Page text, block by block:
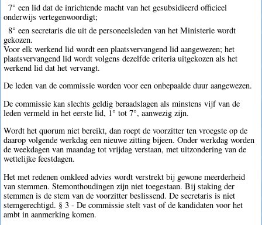
7° een lid dat de inrichtende macht van het gesubsidieerd officieel
onderwijs vertegenwoordigt;
8° een secretaris die uit de personeelsleden van het Ministerie wordt
gekozen.
Voor elk werkend lid wordt een plaatsvervangend lid aangewezen; het
plaatsvervangend lid wordt volgens dezelfde criteria uitgekozen als het
werkend lid dat het vervangt.
De leden van de commissie worden voor een onbepaalde duur aangewezen.
De commissie kan slechts geldig beraadslagen als minstens vijf van de
leden vermeld in het eerste lid, 1° tot 7°, aanwezig zijn.
Wordt het quorum niet bereikt, dan roept de voorzitter ten vroegste op de
daarop volgende werkdag een nieuwe zitting bijeen. Onder werkdag worden
de weekdagen van maandag tot vrijdag verstaan, met uitzondering van de
wettelijke feestdagen.
Het met redenen omkleed advies wordt verstrekt bij gewone meerderheid
van stemmen. Stemonthoudingen zijn niet toegestaan. Bij staking der
stemmen is de stem van de voorzitter beslissend. De secretaris is niet
stemgerechtigd. § 3 - De commissie stelt vast of de kandidaten voor het
ambt in aanmerking komen.